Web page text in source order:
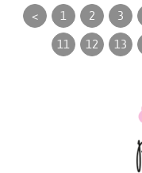
< 1 2 3
11
12 13